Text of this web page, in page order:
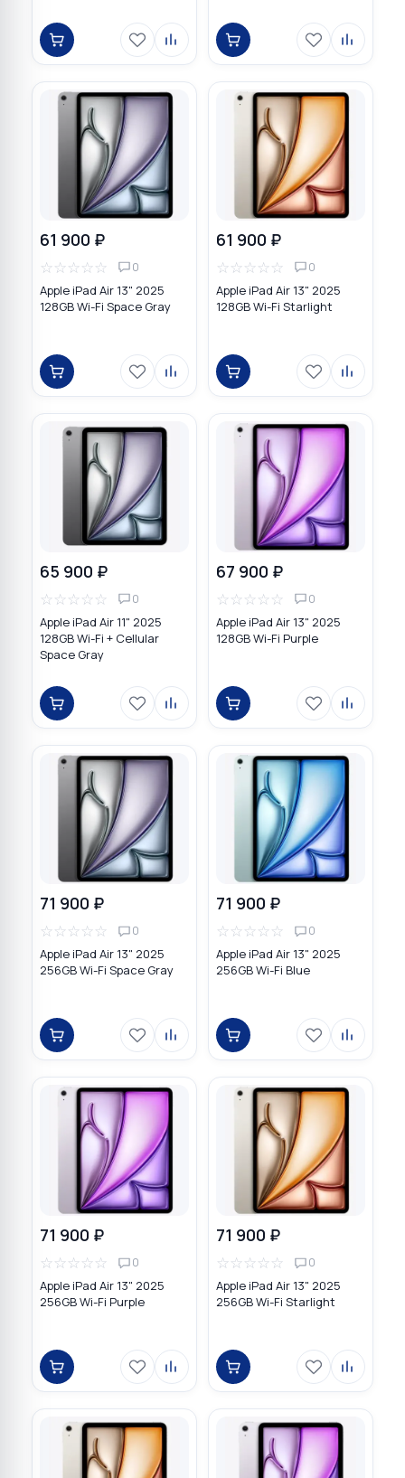
61 900 ₽
☆☆☆☆☆ 0
Apple iPad Air 13" 2025
128GB Wi-Fi Space Gray
61 900 ₽
☆☆☆☆☆ 0
Apple iPad Air 13" 2025
128GB Wi-Fi Starlight
65 900 ₽
☆☆☆☆☆ 0
Apple iPad Air 11" 2025
128GB Wi-Fi + Cellular
Space Gray
67 900 ₽
☆☆☆☆☆ 0
Apple iPad Air 13" 2025
128GB Wi-Fi Purple
71 900 ₽
☆☆☆☆☆ 0
Apple iPad Air 13" 2025
256GB Wi-Fi Space Gray
71 900 ₽
☆☆☆☆☆ 0
Apple iPad Air 13" 2025
256GB Wi-Fi Blue
71 900 ₽
☆☆☆☆☆ 0
Apple iPad Air 13" 2025
256GB Wi-Fi Purple
71 900 ₽
☆☆☆☆☆ 0
Apple iPad Air 13" 2025
256GB Wi-Fi Starlight